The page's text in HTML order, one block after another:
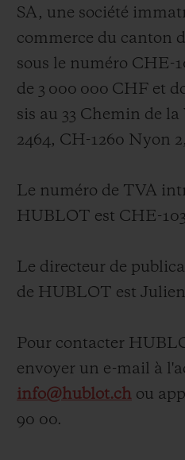
SA, une société
commerce du canton
sous le numéro CHE-
de 3 000 000 CHF et
sis au 33 Chemin de
2464, CH-1260 Nyon
Le numéro de TVA
HUBLOT est CHE-
Le directeur de
de HUBLOT est
Pour contacter
envoyer un e-mail à
info@hublot.ch ou
90 00.
COLORED CERAMIC
GARANTIE 5+5
HUBLOTISTA ET
LIVRAISON ET RETOURS